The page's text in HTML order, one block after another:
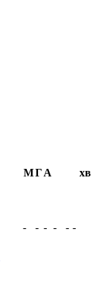
МГА хв
- - - - - -